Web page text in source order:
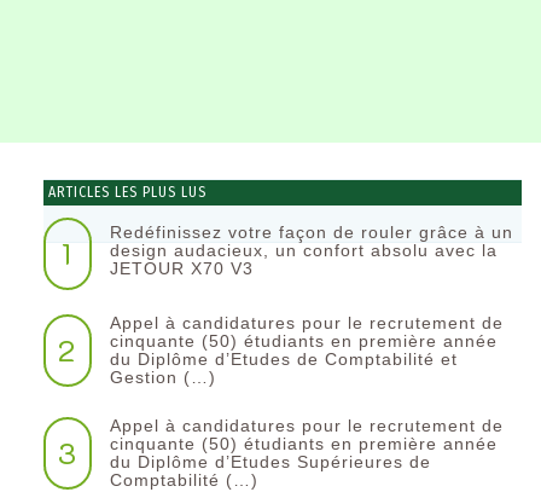
ARTICLES LES PLUS LUS
1
Redéfinissez votre façon de rouler grâce à un
design audacieux, un confort absolu avec la
JETOUR X70 V3
2
Appel à candidatures pour le recrutement de
cinquante (50) étudiants en première année
du Diplôme d’Etudes de Comptabilité et
Gestion (…)
3
Appel à candidatures pour le recrutement de
cinquante (50) étudiants en première année
du Diplôme d’Etudes Supérieures de
Comptabilité (…)